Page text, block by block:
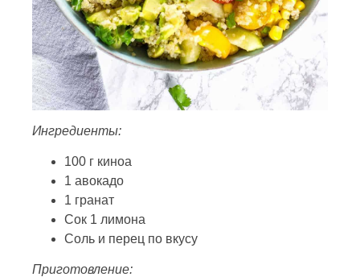
Ингредиенты:
100 г киноа
1 авокадо
1 гранат
Сок 1 лимона
Соль и перец по вкусу
Приготовление: